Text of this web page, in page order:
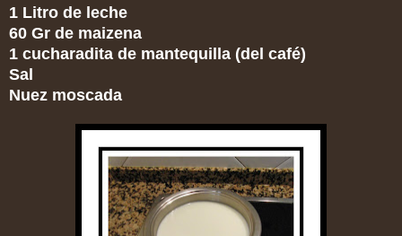
1 Litro de leche
60 Gr de maizena
1 cucharadita de mantequilla (del café)
Sal
Nuez moscada